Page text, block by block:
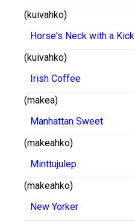
(kuivahko)
Horse's Neck with a Kick
(kuivahko)
Irish Coffee
(makea)
Manhattan Sweet
(makeahko)
Minttujulep
(makeahko)
New Yorker